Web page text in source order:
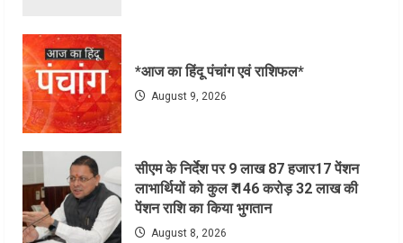
*आज का हिंदू पंचांग एवं राशिफल*
August 9, 2026
सीएम के निर्देश पर 9 लाख 87 हजार17 पेंशन
लाभार्थियों को कुल ₹ 146 करोड़ 32 लाख की
पेंशन राशि का किया भुगतान
August 8, 2026